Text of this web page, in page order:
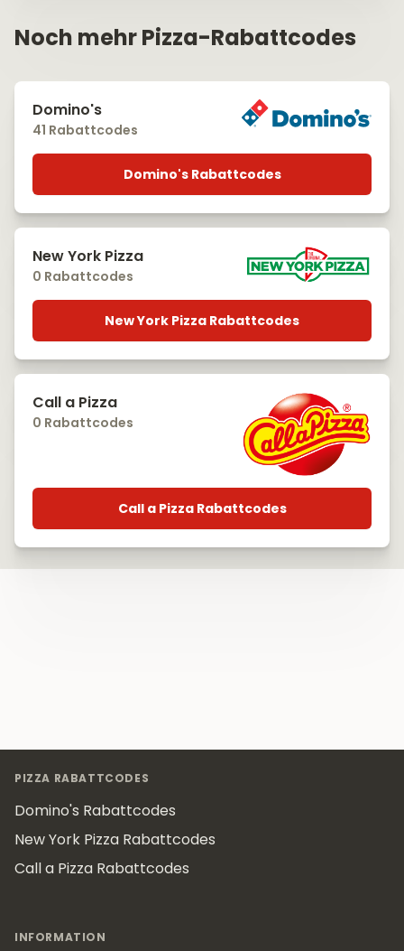
Noch mehr Pizza-Rabattcodes
Domino's
41 Rabattcodes
Domino's Rabattcodes
New York Pizza
0 Rabattcodes
New York Pizza Rabattcodes
Call a Pizza
0 Rabattcodes
Call a Pizza Rabattcodes
PIZZA RABATTCODES
Domino's Rabattcodes
New York Pizza Rabattcodes
Call a Pizza Rabattcodes
INFORMATION